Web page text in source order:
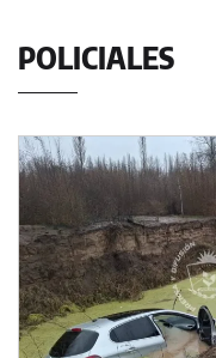
POLICIALES